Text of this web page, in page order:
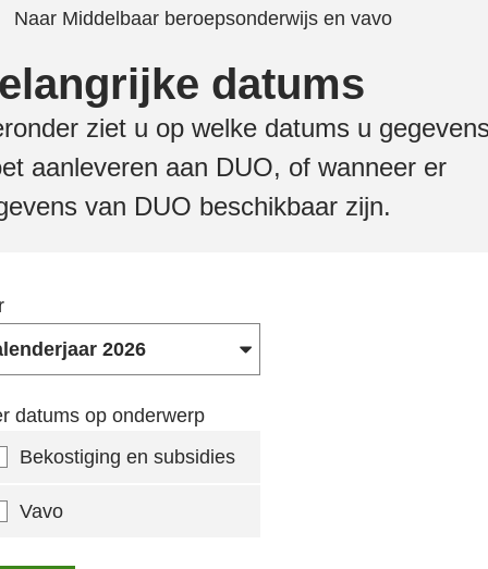
Naar Middelbaar beroepsonderwijs en vavo
datums
ziet u op welke datums u
aanleveren aan DUO, of wanneer er
van DUO beschikbaar zijn.
datums op onderwerp
Bekostiging en subsidies
Vavo